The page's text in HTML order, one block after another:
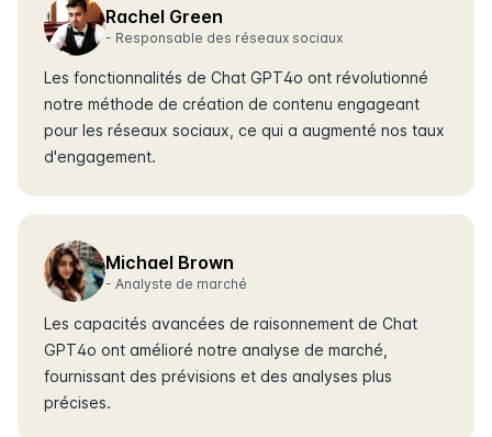
Rachel Green
- Responsable des réseaux sociaux
Les fonctionnalités de Chat GPT4o ont révolutionné
notre méthode de création de contenu engageant
pour les réseaux sociaux, ce qui a augmenté nos taux
d'engagement.
Michael Brown
- Analyste de marché
Les capacités avancées de raisonnement de Chat
GPT4o ont amélioré notre analyse de marché,
fournissant des prévisions et des analyses plus
précises.